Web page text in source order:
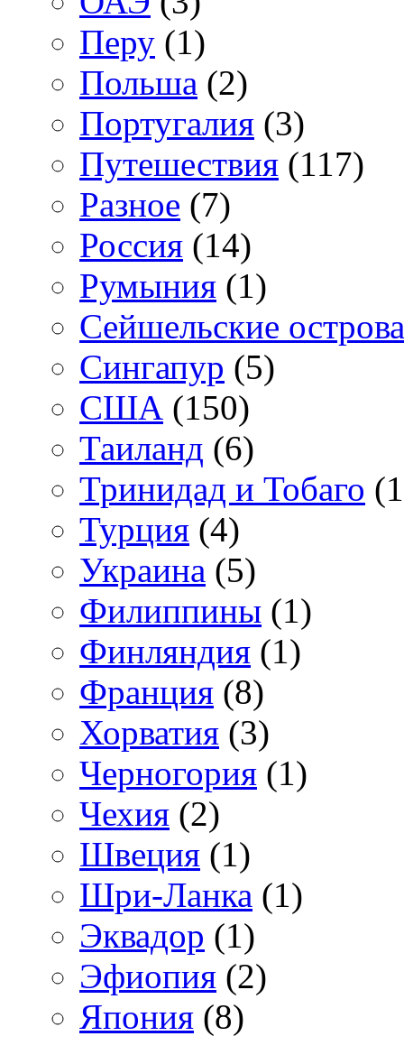
Перу (1)
Польша (2)
Португалия (3)
Путешествия (117)
Разное (7)
Россия (14)
Румыния (1)
Сейшельские острова
Сингапур (5)
США (150)
Таиланд (6)
Тринидад и Тобаго
Турция (4)
Украина (5)
Филиппины (1)
Финляндия (1)
Франция (8)
Хорватия (3)
Черногория (1)
Чехия (2)
Швеция (1)
Шри-Ланка (1)
Эквадор (1)
Эфиопия (2)
Япония (8)